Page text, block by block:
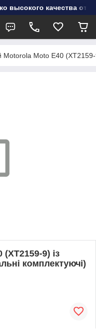
высокого качества от
Motorola Moto E40 (XT2159-
9) із
комплектуючі)